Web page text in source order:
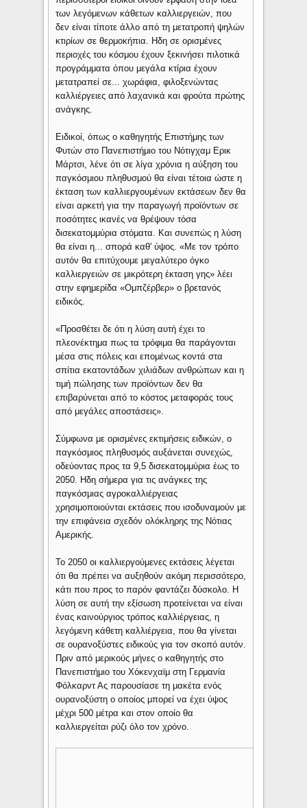
των λεγόμενων κάθετων καλλιεργειών, που
δεν είναι τίποτε άλλο από τη μετατροπή ψηλών
κτιρίων σε θερμοκήπια. Ηδη σε ορισμένες
περιοχές του κόσμου έχουν ξεκινήσει πιλοτικά
προγράμματα όπου μεγάλα κτίρια έχουν
μετατραπεί σε... χωράφια, φιλοξενώντας
καλλιέργειες από λαχανικά και φρούτα πρώτης
ανάγκης.
Ειδικοί, όπως ο καθηγητής Επιστήμης των
Φυτών στο Πανεπιστήμιο του Νότιγχαμ Ερικ
Μάρτσι, λένε ότι σε λίγα χρόνια η αύξηση του
παγκόσμιου πληθυσμού θα είναι τέτοια ώστε η
έκταση των καλλιεργουμένων εκτάσεων δεν θα
είναι αρκετή για την παραγωγή προϊόντων σε
ποσότητες ικανές να θρέψουν τόσα
δισεκατομμύρια στόματα. Και συνεπώς η λύση
θα είναι η... σπορά καθ' ύψος. «Με τον τρόπο
αυτόν θα επιτύχουμε μεγαλύτερο όγκο
καλλιεργειών σε μικρότερη έκταση γης» λέει
στην εφημερίδα «Ομπζέρβερ» ο βρετανός
ειδικός.
«Προσθέτει δε ότι η λύση αυτή έχει το
πλεονέκτημα πως τα τρόφιμα θα παράγονται
μέσα στις πόλεις και επομένως κοντά στα
σπίτια εκατοντάδων χιλιάδων ανθρώπων και η
τιμή πώλησης των προϊόντων δεν θα
επιβαρύνεται από το κόστος μεταφοράς τους
από μεγάλες αποστάσεις».
Σύμφωνα με ορισμένες εκτιμήσεις ειδικών, ο
παγκόσμιος πληθυσμός αυξάνεται συνεχώς,
οδεύοντας προς τα 9,5 δισεκατομμύρια έως το
2050. Ηδη σήμερα για τις ανάγκες της
παγκόσμιας αγροκαλλιέργειας
χρησιμοποιούνται εκτάσεις που ισοδυναμούν με
την επιφάνεια σχεδόν ολόκληρης της Νότιας
Αμερικής.
Το 2050 οι καλλιεργούμενες εκτάσεις λέγεται
ότι θα πρέπει να αυξηθούν ακόμη περισσότερο,
κάτι που προς το παρόν φαντάζει δύσκολο. Η
λύση σε αυτή την εξίσωση προτείνεται να είναι
ένας καινούργιος τρόπος καλλιέργειας, η
λεγόμενη κάθετη καλλιέργεια, που θα γίνεται
σε ουρανοξύστες ειδικούς για τον σκοπό αυτόν.
Πριν από μερικούς μήνες ο καθηγητής στο
Πανεπιστήμιο του Χόκενχαϊμ στη Γερμανία
Φόλκαρντ Ας παρουσίασε τη μακέτα ενός
ουρανοξύστη ο οποίος μπορεί να έχει ύψος
μέχρι 500 μέτρα και στον οποίο θα
καλλιεργείται ρύζι όλο τον χρόνο.